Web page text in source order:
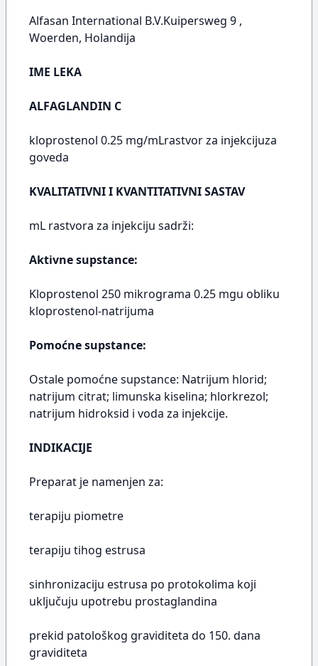
Alfasan International B.V.Kuipersweg 9 ,
Woerden, Holandija
IME LEKA
ALFAGLANDIN C
kloprostenol 0.25 mg/mLrastvor za injekcijuza
goveda
KVALITATIVNI I KVANTITATIVNI SASTAV
mL rastvora za injekciju sadrži:
Aktivne supstance:
Kloprostenol 250 mikrograma 0.25 mgu obliku
kloprostenol-natrijuma
Pomoćne supstance:
Ostale pomoćne supstance: Natrijum hlorid;
natrijum citrat; limunska kiselina; hlorkrezol;
natrijum hidroksid i voda za injekcije.
INDIKACIJE
Preparat je namenjen za:
terapiju piometre
terapiju tihog estrusa
sinhronizaciju estrusa po protokolima koji
uključuju upotrebu prostaglandina
prekid patološkog graviditeta do 150. dana
graviditeta